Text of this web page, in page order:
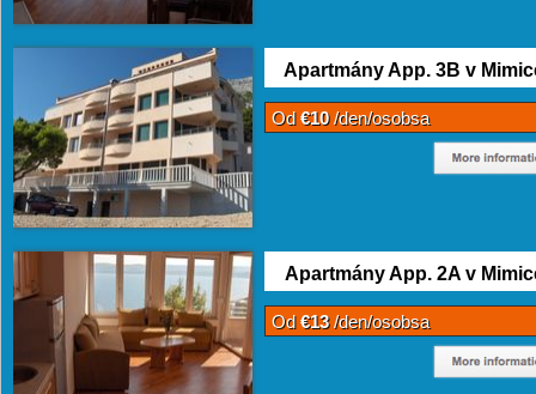
Apartmány App. 3B v
Od€10/den/osobsa
Apartmány App. 2A v
Od€13/den/osobsa